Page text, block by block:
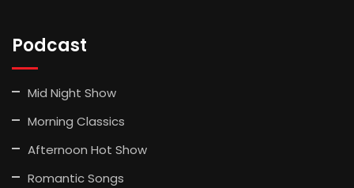
Podcast
Mid Night Show
Morning Classics
Afternoon Hot Show
Romantic Songs